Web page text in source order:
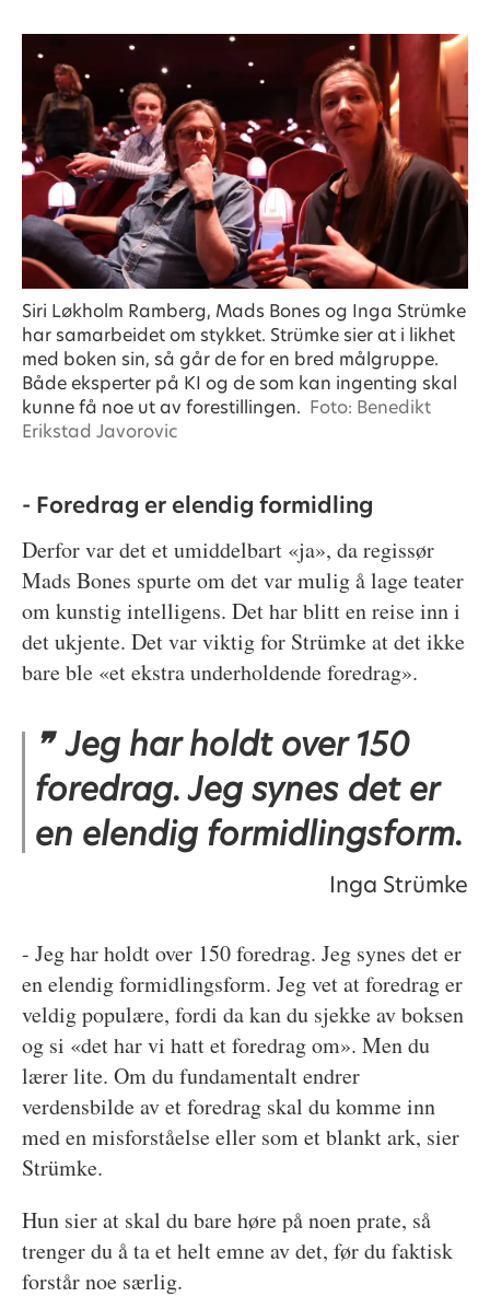
Siri Løkholm Ramberg, Mads Bones og Inga Strümke
har samarbeidet om stykket. Strümke sier at i likhet
med boken sin, så går de for en bred målgruppe.
Både eksperter på KI og de som kan ingenting skal
kunne få noe ut av forestillingen. Foto: Benedikt
Erikstad Javorovic
- Foredrag er elendig formidling
Derfor var det et umiddelbart «ja», da regissør
Mads Bones spurte om det var mulig å lage teater
om kunstig intelligens. Det har blitt en reise inn i
det ukjente. Det var viktig for Strümke at det ikke
bare ble «et ekstra underholdende foredrag».
Jeg har holdt over 150
foredrag. Jeg synes det er
en elendig formidlingsform.
Inga Strümke
- Jeg har holdt over 150 foredrag. Jeg synes det er
en elendig formidlingsform. Jeg vet at foredrag er
veldig populære, fordi da kan du sjekke av boksen
og si «det har vi hatt et foredrag om». Men du
lærer lite. Om du fundamentalt endrer
verdensbilde av et foredrag skal du komme inn
med en misforståelse eller som et blankt ark, sier
Strümke.
Hun sier at skal du bare høre på noen prate, så
trenger du å ta et helt emne av det, før du faktisk
forstår noe særlig.